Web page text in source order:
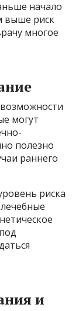
начало
выше риск
многое
могут
полезно
раннего
риска
и